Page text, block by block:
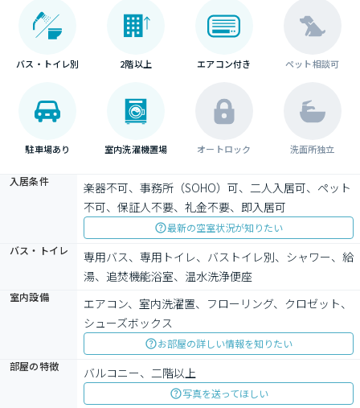
バス・トイレ別 2階以上 エアコン付き ペット相談可
駐車場あり 室内洗濯機置場 オートロック 洗面所独立
入居条件
楽器不可、事務所（SOHO）可、二人入居可、ペット
不可、保証人不要、礼金不要、即入居可
最新の空室状況が知りたい
バス・トイレ
専用バス、専用トイレ、バストイレ別、シャワー、給
湯、追焚機能浴室、温水洗浄便座
室内設備
エアコン、室内洗濯置、フローリング、クロゼット、
シューズボックス
お部屋の詳しい情報を知りたい
部屋の特徴
バルコニー、二階以上
写真を送ってほしい